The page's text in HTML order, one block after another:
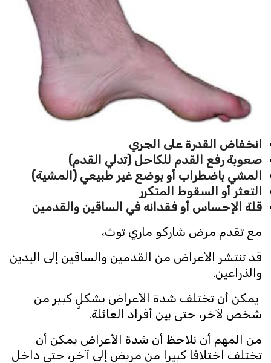
انخفاض القدرة على الجري
صعوبة رفع القدم للكاحل (تدلي القدم)
المشي باضطراب أو بوضع غير طبيعي (المشية)
التعثر أو السقوط المتكرر
قلة الإحساس أو فقدانه في الساقين والقدمين
مع تقدم مرض شاركو ماري توث،
قد تنتشر الأعراض من القدمين والساقين إلى اليدين
والذراعين.
يمكن أن تختلف شدة الأعراض بشكلٍ كبير من
شخص لآخر، حتى بين أفراد العائلة.
من المهم أن نلاحظ أن شدة الأعراض يمكن أن
تختلف اختلافا كبيرا من مريض إلى آخر، حتى داخل